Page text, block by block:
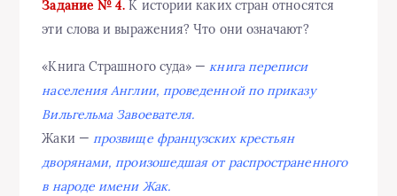
Задание № 4. К истории каких стран относятся
эти слова и выражения? Что они означают?
«Книга Страшного суда» —книга переписи
населения Англии, проведенной по приказу
Вильгельма Завоевателя.
Жаки — прозвище французских крестьян
дворянами, произошедшая от распространенного
в народе имени Жак.